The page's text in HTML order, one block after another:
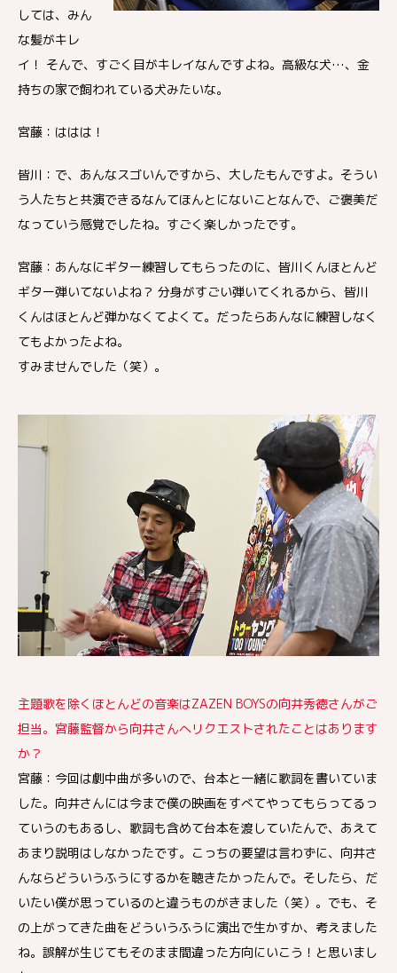
しては、みん
な髪がキレ
イ！ そんで、すごく目がキレイなんですよね。高級な犬…、金
持ちの家で飼われている犬みたいな。
宮藤：ははは！
皆川：で、あんなスゴいんですから、大したもんですよ。そうい
う人たちと共演できるなんてほんとにないことなんで、ご褒美だ
なっていう感覚でしたね。すごく楽しかったです。
宮藤：あんなにギター練習してもらったのに、皆川くんほとんど
ギター弾いてないよね？ 分身がすごい弾いてくれるから、皆川
くんはほとんど弾かなくてよくて。だったらあんなに練習しなく
てもよかったよね。
すみませんでした（笑）。
主題歌を除くほとんどの音楽はZAZEN BOYSの向井秀徳さんがご
担当。宮藤監督から向井さんへリクエストされたことはあります
か？
宮藤：今回は劇中曲が多いので、台本と一緒に歌詞を書いていま
した。向井さんには今まで僕の映画をすべてやってもらってるっ
ていうのもあるし、歌詞も含めて台本を渡していたんで、あえて
あまり説明はしなかったです。こっちの要望は言わずに、向井さ
んならどういうふうにするかを聴きたかったんで。そしたら、だ
いたい僕が思っているのと違うものがきました（笑）。でも、そ
の上がってきた曲をどういうふうに演出で生かすか、考えました
ね。誤解が生じてもそのまま間違った方向にいこう！と思いまし